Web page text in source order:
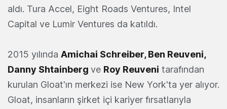
aldı. Tura Accel, Eight Roads Ventures, Intel
Capital ve Lumir Ventures da katıldı.
2015 yılında Amichai Schreiber, Ben Reuveni,
Danny Shtainberg ve Roy Reuveni tarafından
kurulan Gloat'ın merkezi ise New York'ta yer alıyor.
Gloat, insanların şirket içi kariyer fırsatlarıyla